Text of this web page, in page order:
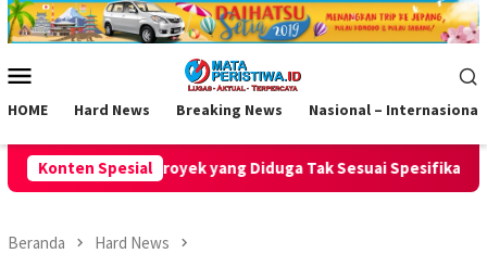
Loncat
ke
Mobile
HOME Hard News Breaking News Nasional – Internasional
Konten Spesial
Tak Sesuai Spesifikasi Teknis Rebo Wekasan
Beranda Hard News